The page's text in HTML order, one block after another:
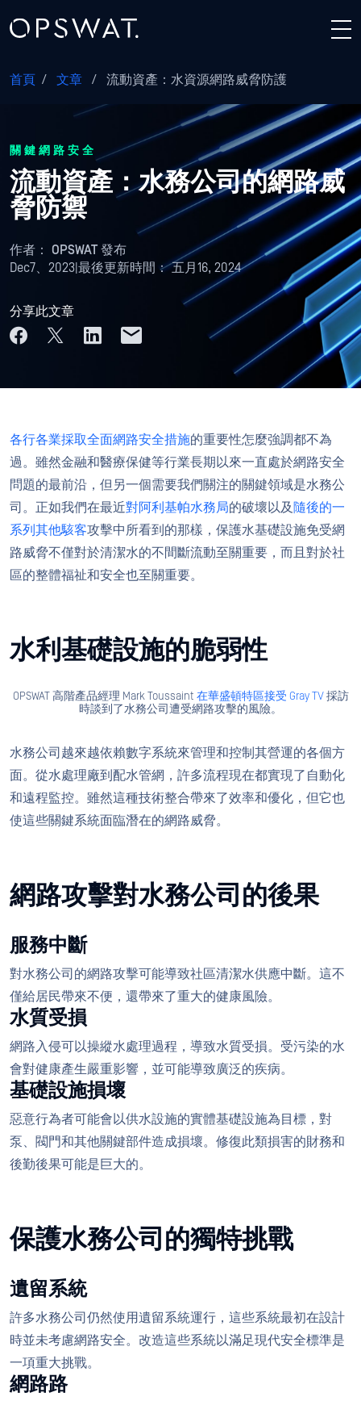
首頁 / 文章 / 流動資產：水資源網路威脅防護
關鍵網路安全
流動資產：水務公司的網路威
脅防禦
作者： OPSWAT 發布
Dec7、2023 最後更新時間：五月16, 2024
分享此文章
各行各業採取全面網路安全措施的重要性怎麼強調都不為
過。雖然金融和醫療保健等行業長期以來一直處於網路安全
問題的最前沿，但另一個需要我們關注的關鍵領域是水務公
司。正如我們在最近對阿利基帕水務局的破壞以及 隨後的一
系列其他駭客攻擊中所看到的那樣，保護水基礎設施免受網
路威脅不僅對於清潔水的不間斷流動至關重要，而且對於社
區的整體福祉和安全也至關重要。
水利基礎設施的脆弱性
OPSWAT 高階產品經理 Mark Toussaint 在華盛頓特區接受 Gray TV採訪
時談到了水務公司遭受網路攻擊的風險。
水務公司越來越依賴數字系統來管理和控制其營運的各個方
面。從水處理廠到配水管網，許多流程現在都實現了自動化
和遠程監控。雖然這種技術整合帶來了效率和優化，但它也
使這些關鍵系統面臨潛在的網路威脅。
網路攻擊對水務公司的後果
服務中斷
對水務公司的網路攻擊可能導致社區清潔水供應中斷。這不
僅給居民帶來不便，還帶來了重大的健康風險。
水質受損
網路入侵可以操縱水處理過程，導致水質受損。受污染的水
會對健康產生嚴重影響，並可能導致廣泛的疾病。
基礎設施損壞
惡意行為者可能會以供水設施的實體基礎設施為目標，對
泵、閥門和其他關鍵部件造成損壞。修復此類損害的財務和
後勤後果可能是巨大的。
保護水務公司的獨特挑戰
遺留系統
許多水務公司仍然使用遺留系統運行，這些系統最初在設計
時並未考慮網路安全。改造這些系統以滿足現代安全標準是
一項重大挑戰。
網路路